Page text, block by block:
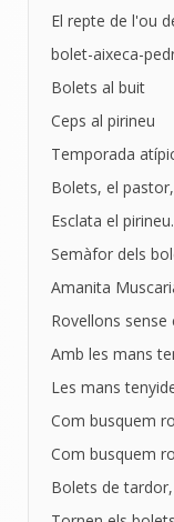
El repte de l'ou
bolet-aixeca-
Bolets al buit
Ceps al pirineu
Temporada
Bolets, el
Esclata el
Semàfor dels
Amanita
Rovellons
Amb les mans
Les mans
Com busquem
Com busquem
Bolets de